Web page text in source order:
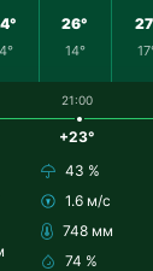
26°
14°
21:00
+23°
43 %
1.6 м/с
748 мм
74 %